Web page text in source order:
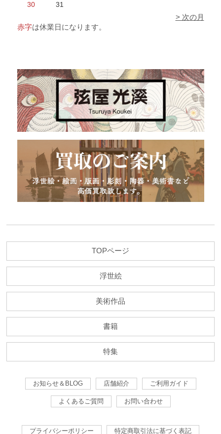
30
31
> 次の月
赤字は休業日になります。
TOPページ
浮世絵
美術作品
書籍
特集
お知らせ＆BLOG 店舗紹介 ご利用ガイド
よくあるご質問 お問い合わせ
プライバシーポリシー 特定商取引法に基づく表記